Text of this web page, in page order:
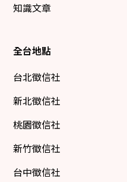
知識文章
全台地點
台北徵信社
新北徵信社
桃園徵信社
新竹徵信社
台中徵信社